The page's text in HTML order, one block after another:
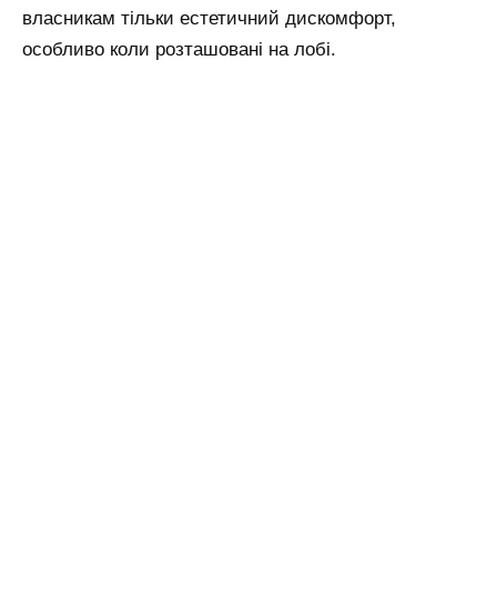
власникам тільки естетичний дискомфорт,
особливо коли розташовані на лобі.